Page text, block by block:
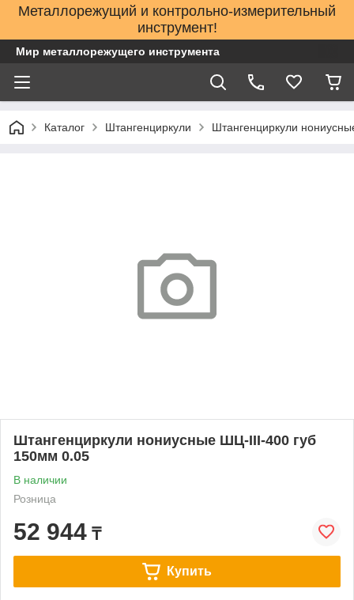
Металлорежущий и контрольно-измерительный
инструмент!
Мир металлорежущего инструмента
Каталог Штангенциркули Штангенциркули
Штангенциркули нониусные ШЦ-III-400 губ
150мм 0.05
В наличии
Розница
52 944 ₸
Купить